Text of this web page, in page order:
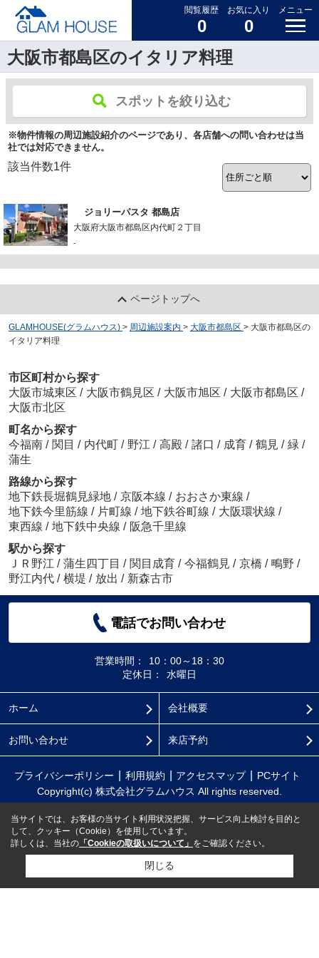
閲覧履歴
0
お気に入り
0
メニュー
大阪市都島区のイタリア料理
スポットを絞り込む
※物件情報の周辺施設紹介のページであり、各店舗への問い合わせは当
社では対応できません。
該当件数1件
ジョリーパスタ 都島店
大阪府大阪市都島区内代町２丁目
-
ページトップへ
GLAMHOUSE(グラムハウス) > 周辺施設案内 > 大阪市都島区 > 大阪市都島区の
イタリア料理
市区町村から探す
大阪市城東区 / 大阪市鶴見区 / 大阪市旭区 / 大阪市都島区 /
大阪市北区
町名から探す
今福南 / 関目 / 内代町 / 野江 / 高殿 / 諸口 / 成育 / 鶴見 / 緑 /
蒲生
路線から探す
地下鉄長堀鶴見緑地 / 京阪本線 / おおさか東線 /
地下鉄今里筋線 / 片町線 / 地下鉄谷町線 / 大阪環状線 /
東西線 / 地下鉄中央線 / 阪急千里線
駅から探す
ＪＲ野江 / 蒲生四丁目 / 関目成育 / 今福鶴見 / 京橋 / 鴫野 /
野江内代 / 横堤 / 放出 / 新森古市
電話でお問い合わせ
営業時間：
10：00～18：30
定休日：
水曜日
ホーム 会社概要
お問い合わせ 来店予約
プライバシーポリシー 利用規約 アクセスマップ
PCサイト
Copyright(c) 株式会社グラムハウス All rights reserved.
当サイトでは、お客様の当サイト利用状況把握、サービス向上検討を目的と
して、クッキー（Cookie）を使用しています。
詳しくは、当社の 「Cookieの取扱いについて」 をご確認ください。
閉じる